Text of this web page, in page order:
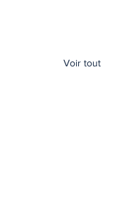
Voir tout